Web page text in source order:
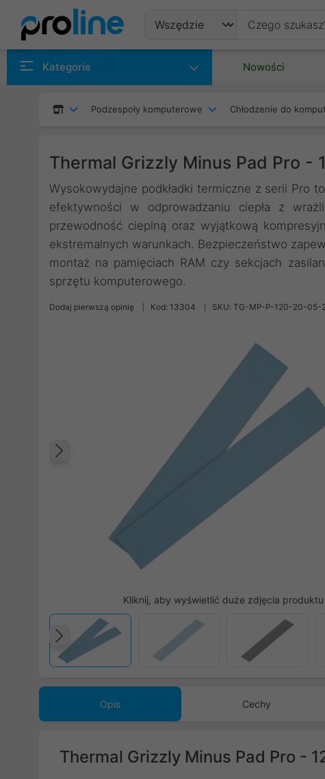
Kategorie Nowości
Podzespoły komputerowe Chłodzenie do
Thermal Grizzly Minus Pad Pro -
Wysokowydajne podkładki termiczne z serii Pro
efektywności w odprowadzaniu ciepła z
przewodność cieplną oraz wyjątkową
ekstremalnych warunkach. Bezpieczeństwo
montaż na pamięciach RAM czy sekcjach
sprzętu komputerowego.
Dodaj pierwszą opinię Kod: 13304 SKU: TG-MP-P-120-20-05-
Poprzedni
Kliknij, aby wyświetlić duże zdjęcia produktu
Poprzedni
Opis Cechy
Thermal Grizzly Minus Pad Pro -